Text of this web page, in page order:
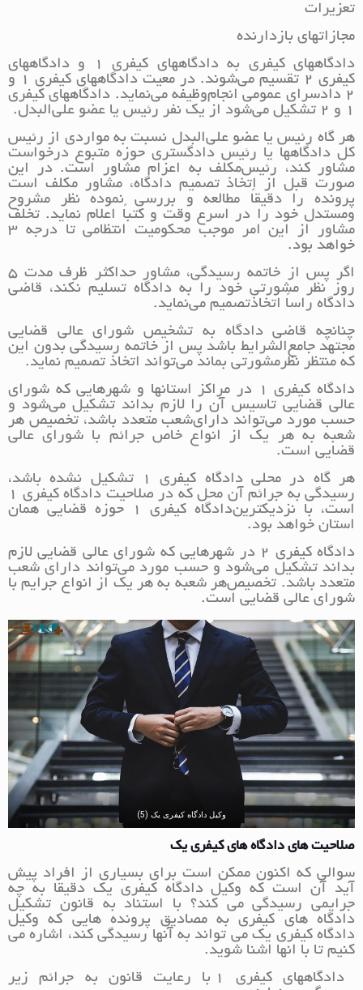
تعزیرات
مجازاتهای بازدارنده
دادگاههای کیفری به دادگاههای کیفری 1 و دادگاههای
کیفری 2 تقسیم می‌شوند. در معیت دادگاههای کیفری 1 و
2 دادسرای عمومی انجام‌وظیفه می‌نماید. دادگاههای کیفری
1 و 2 تشکیل می‌شود از یک نفر رئیس یا عضو علی‌البدل.
هر گاه رئیس یا عضو علی‌البدل نسبت به مواردی از رئیس
کل دادگاهها یا رئیس دادگستری حوزه متبوع درخواست
مشاور کند، رئیس‌مکلف به اعزام مشاور است. در این
صورت قبل از اتخاذ تصمیم دادگاه، مشاور مکلف است
پرونده را دقیقاً مطالعه و بررسی نموده نظر مشروح
و‌مستدل خود را در اسرع وقت و کتباً اعلام نماید. تخلف
مشاور از این امر موجب محکومیت انتظامی تا درجه 3
خواهد بود.
اگر پس از خاتمه رسیدگی، مشاور حداکثر ظرف مدت 5
روز نظر مشورتی خود را به دادگاه تسلیم نکند، قاضی
دادگاه راساً اتخاذ‌تصمیم می‌نماید.
چنانچه قاضی دادگاه به تشخیص شورای عالی قضایی
مجتهد جامع‌الشرایط باشد پس از خاتمه رسیدگی بدون این
که منتظر نظر‌مشورتی بماند می‌تواند اتخاذ تصمیم نماید.
دادگاه کیفری 1 در مراکز استانها و شهرهایی که شورای
عالی قضایی تاسیس آن را لازم بداند تشکیل می‌شود و
حسب مورد می‌تواند دارای‌شعب متعدد باشد، تخصیص هر
شعبه به هر یک از انواع خاص جرائم با شورای عالی
قضایی است.
هر گاه در محلی دادگاه کیفری 1 تشکیل نشده باشد،
رسیدگی به جرائم آن محل که در صلاحیت دادگاه کیفری 1
است، با نزدیکترین‌دادگاه کیفری 1 حوزه قضایی همان
استان خواهد بود.
دادگاه کیفری 2 در شهرهایی که شورای عالی قضایی لازم
بداند تشکیل می‌شود و حسب مورد می‌تواند دارای شعب
متعدد باشد. تخصیص‌هر شعبه به هر یک از انواع جرایم با
شورای عالی قضایی است.
وکیل دادگاه کیفری یک (5)
صلاحیت های دادگاه های کیفری یک
سوالی که اکنون ممکن است برای بسیاری از افراد پیش
آید آن است که وکیل دادگاه کیفری یک دقیقا به چه
جرایمی رسیدگی می کند؟ با استناد به قانون تشکیل
دادگاه های کیفری به مصادیق پرونده هایی که وکیل
دادگاه کیفری یک می تواند به آنها رسیدگی کند، اشاره می
کنیم تا با انها اشنا شوید.
دادگاههای کیفری 1 با رعایت قانون به جرائم زیر